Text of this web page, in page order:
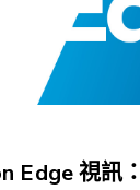
Edge 視訊